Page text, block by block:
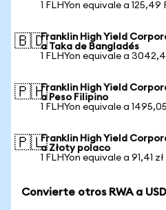
1 FLHYon equivale a 125,49
🇧🇩Franklin High Yield
a Taka de Bangladés
1 FLHYon equivale a
🇵🇭Franklin High Yield
a Peso Filipino
1 FLHYon equivale a
🇵🇱Franklin High Yield
a Złoty polaco
1 FLHYon equivale a 91,41 zł
Convierte otros RWA a USD